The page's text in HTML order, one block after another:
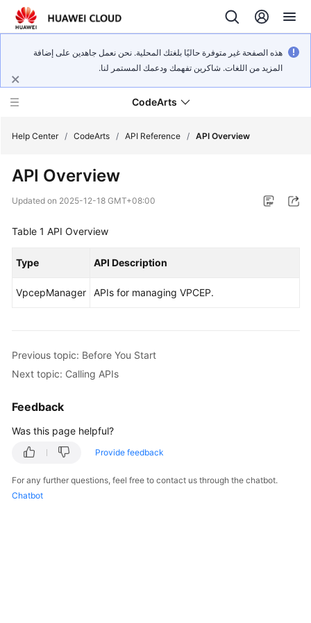
هذه الصفحة غير متوفرة حاليًا بلغتك المحلية. نحن نعمل جاهدين على إضافة
المزيد من اللغات. شاكرين تفهمك ودعمك المستمر لنا.
CodeArts
Service
Overview
Billing
Getting
Best
Practices
API
FAQs
Videos
Help Center / CodeArts / API Reference / API Overview
API Overview
Updated on 2025-12-18 GMT+08:00
Table 1 API Overview
Type API Description
VpcepManager APIs for managing VPCEP.
Previous topic: Before You Start
Next topic: Calling APIs
Feedback
Was this page helpful?
Provide feedback
For any further questions, feel free to contact us through the chatbot.
Chatbot